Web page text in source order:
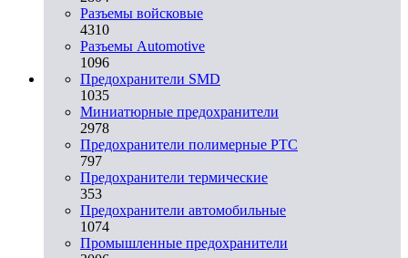
Разъемы войсковые
4310
Разъeмы Automotive
1096
Предохранители SMD
1035
Миниатюрные предохранители
2978
Предохранители полимерные PTC
797
Предохранители термические
353
Предохранители автомобильные
1074
Промышленные предохранители